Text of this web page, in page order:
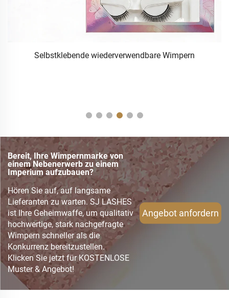
Selbstklebende wiederverwendbare Wimpern
Bereit, Ihre Wimpernmarke von
einem Nebenerwerb zu einem
Imperium aufzubauen?
Hören Sie auf, auf langsame
Lieferanten zu warten. SJ LASHES
ist Ihre Geheimwaffe, um qualitativ
hochwertige, stark nachgefragte
Wimpern schneller als die
Konkurrenz bereitzustellen.
Klicken Sie jetzt für KOSTENLOSE
Muster & Angebot!
Angebot anfordern